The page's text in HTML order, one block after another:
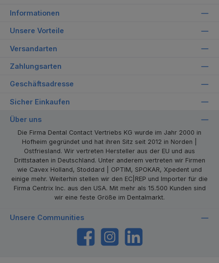
Informationen
Unsere Vorteile
Versandarten
Zahlungsarten
Geschäftsadresse
Sicher Einkaufen
Über uns
Die Firma Dental Contact Vertriebs KG wurde im Jahr 2000 in
Hofheim gegründet und hat ihren Sitz seit 2012 in Norden |
Ostfriesland. Wir vertreten Hersteller aus der EU und aus
Drittstaaten in Deutschland. Unter anderem vertreten wir Firmen
wie Cavex Holland, Stoddard | OPTIM, SPOKAR, Xpedent und
einige mehr. Weiterhin stellen wir den EC|REP und Importer für die
Firma Centrix Inc. aus den USA. Mit mehr als 15.500 Kunden sind
wir eine feste Größe im Dentalmarkt.
Unsere Communities
https://www.facebook.com/dentalcontact
Instagram